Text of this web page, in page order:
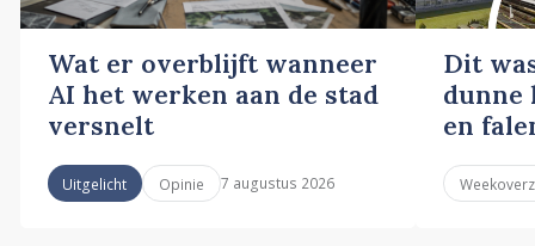
Wat er overblijft wanneer
AI het werken aan de stad
versnelt
Uitgelicht Opinie 7 augustus 2026
Dit
dunne
en